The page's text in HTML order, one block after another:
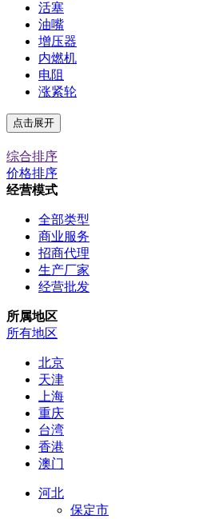
活塞
油嘴
增压器
内燃机
电阻
涨紧轮
点击展开
综合排序
价格排序
经营模式
全部类型
商业服务
招商代理
生产厂家
经营批发
所属地区
所有地区
北京
天津
上海
重庆
台湾
香港
澳门
河北
保定市